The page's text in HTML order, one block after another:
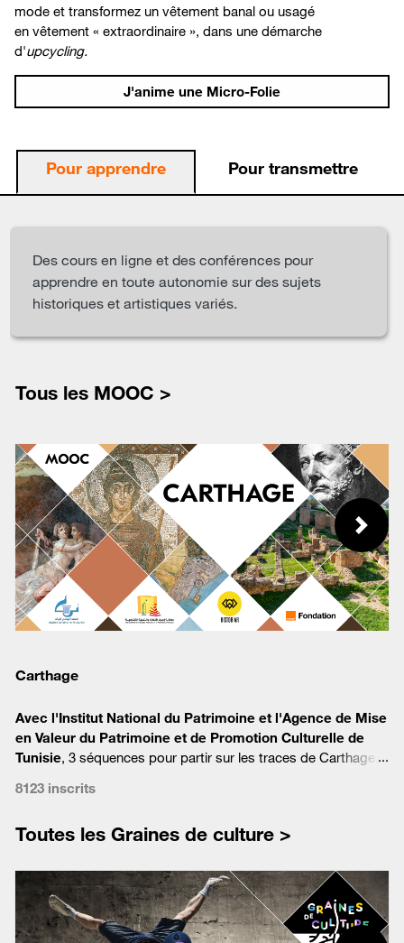
mode et transformez un vêtement banal ou usagé
en vêtement « extraordinaire », dans une démarche
d'upcycling.
J'anime une Micro-Folie
Pour apprendre Pour transmettre
Des cours en ligne et des conférences pour
apprendre en toute autonomie sur des sujets
historiques et artistiques variés.
Tous les MOOC >
Carthage
Avec l'Institut National du Patrimoine et l'Agence de Mise
en Valeur du Patrimoine et de Promotion Culturelle de
Tunisie, 3 séquences pour partir sur les traces de Carthage,
notre imaginaire.
8123 inscrits
Toutes les Graines de culture >